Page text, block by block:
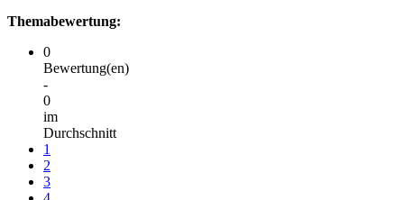
Themabewertung:
0
Bewertung(en)
-
0
im
Durchschnitt
1
2
3